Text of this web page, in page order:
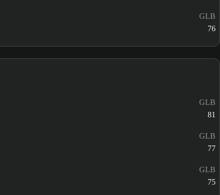
GLB
76
GLB
81
GLB
77
GLB
75